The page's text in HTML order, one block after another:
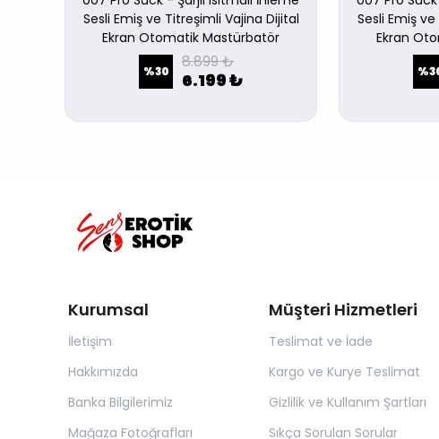
Sesli Emiş ve Titreşimli Vajina Dijital
Ekran Otomatik Mastürbatör
%30 8.899 ₺
6.199 ₺
Sesli Emiş
Ekran
%
Kurumsal
İletişim
Hakkımızda
Banka Bilgilerimiz
Mağaza Fotoğrafları
Müşteri Hizmetleri
Teslimat ve İade
Kargo ve Kurye Teslimat
Gizlilik ve Kullanım Şartları
Sıkça Sorulan Sorular